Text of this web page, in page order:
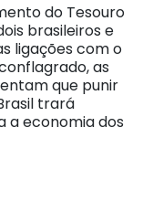
do Tesouro
brasileiros e
ligações com o
as
que punir
trará
a economia dos